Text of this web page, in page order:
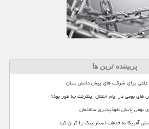
پربیننده ترین ها
برای شرکت های پیش دانش بنیان
های بومی در ایام اختلال اینترنت چه طور بود؟
بومی پایش نفوذپذیری ساختمان
آمریکا به خدمات استارلینک را گران کرد